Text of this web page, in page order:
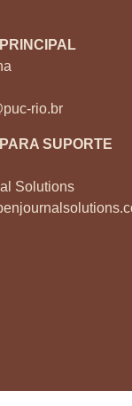
rio.br
SUPORTE
Solutions